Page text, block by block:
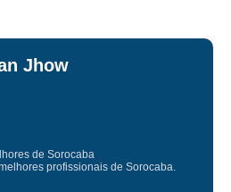
Carvalho
Super recomendo!
Preco super bom. Superou minhas
o meu bem super arrumadinhooo recomendo!